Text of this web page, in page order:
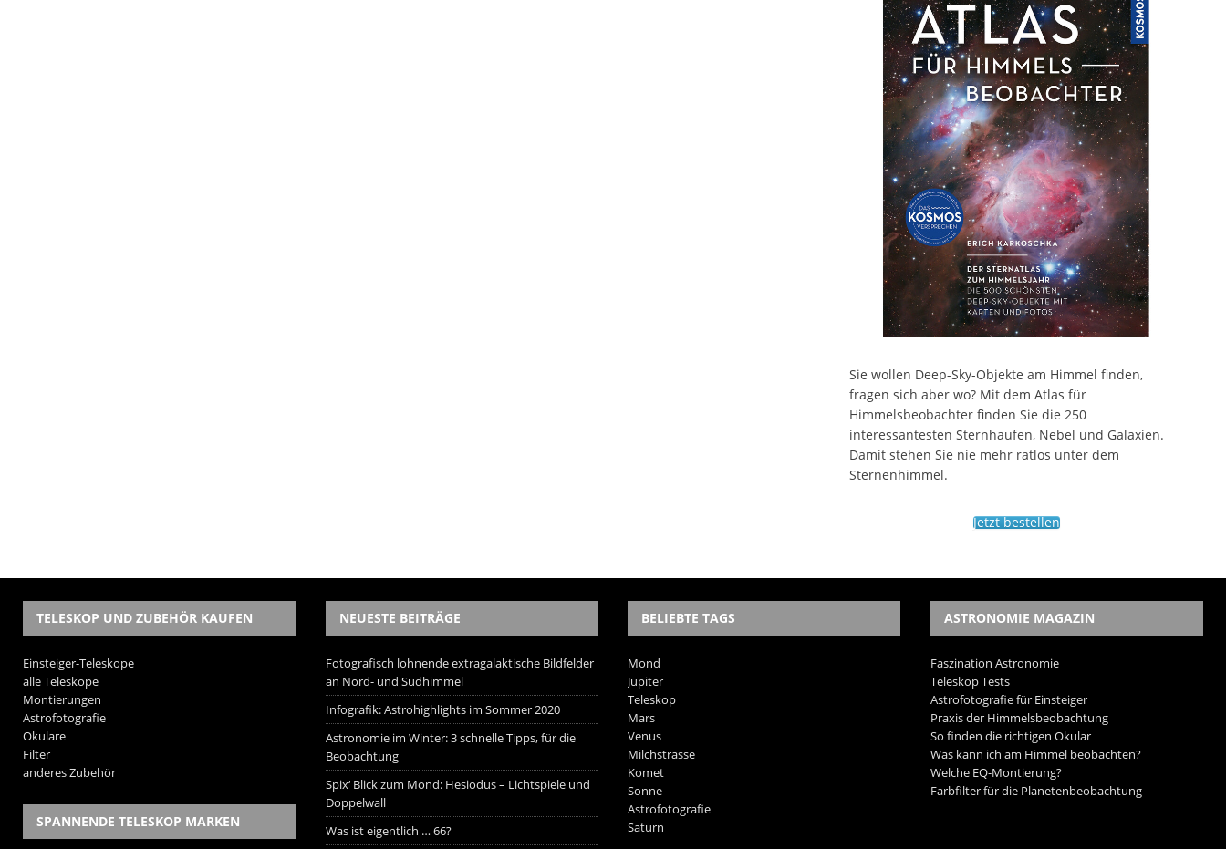
Sie wollen Deep-Sky-Objekte am Himmel finden,
fragen sich aber wo? Mit dem Atlas für
Himmelsbeobachter finden Sie die 250
interessantesten Sternhaufen, Nebel und Galaxien.
Damit stehen Sie nie mehr ratlos unter dem
Sternenhimmel.
Jetzt bestellen
TELESKOP UND ZUBEHÖR KAUFEN
Einsteiger-Teleskope
alle Teleskope
Montierungen
Astrofotografie
Okulare
Filter
anderes Zubehör
SPANNENDE TELESKOP MARKEN
NEUESTE BEITRÄGE
Fotografisch lohnende extragalaktische Bildfelder
an Nord- und Südhimmel
Infografik: Astrohighlights im Sommer 2020
Astronomie im Winter: 3 schnelle Tipps, für die
Beobachtung
Spix‘ Blick zum Mond: Hesiodus – Lichtspiele und
Doppelwall
Was ist eigentlich … 66?
BELIEBTE TAGS
Mond
Jupiter
Teleskop
Mars
Venus
Milchstrasse
Komet
Sonne
Astrofotografie
Saturn
ASTRONOMIE MAGAZIN
Faszination Astronomie
Teleskop Tests
Astrofotografie für Einsteiger
Praxis der Himmelsbeobachtung
So finden die richtigen Okular
Was kann ich am Himmel beobachten?
Welche EQ-Montierung?
Farbfilter für die Planetenbeobachtung